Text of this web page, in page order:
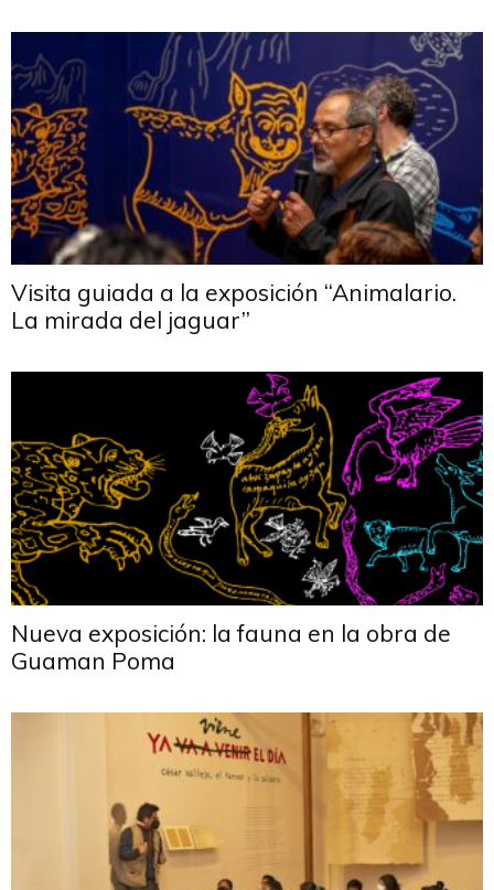
Visita guiada a la exposición “Animalario.
La mirada del jaguar”
Nueva exposición: la fauna en la obra de
Guaman Poma